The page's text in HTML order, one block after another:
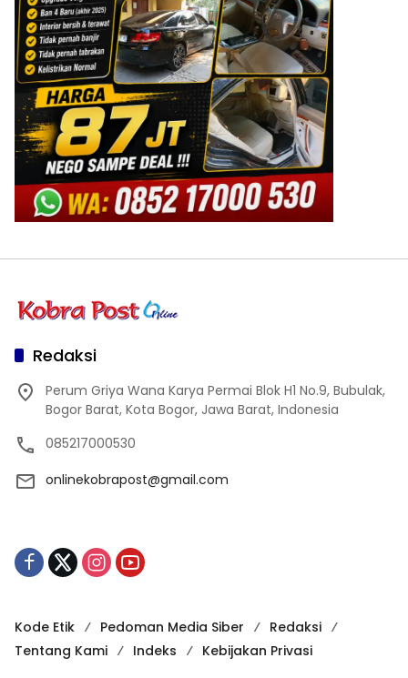
Redaksi
Perum Griya Wana Karya Permai Blok H1 No.9, Bubulak,
Bogor Barat, Kota Bogor, Jawa Barat, Indonesia
085217000530
onlinekobrapost@gmail.com
Kode Etik Pedoman Media Siber
Redaksi
Tentang Kami
Indeks
Kebijakan Privasi